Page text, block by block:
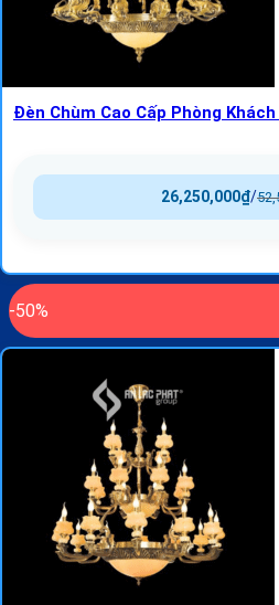
Đèn Chùm Cao Cấp Phòng
/
26,250,000₫
-50%